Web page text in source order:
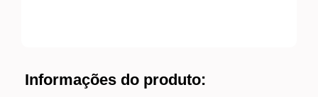
Informações do produto: